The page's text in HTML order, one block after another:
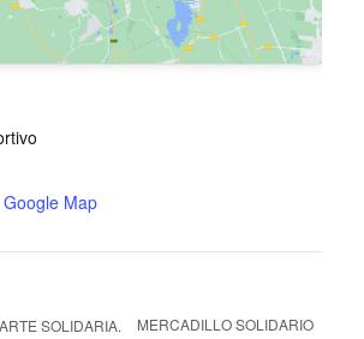
Google Map
SOLIDARIA. MERCADILLO SOLIDARIO